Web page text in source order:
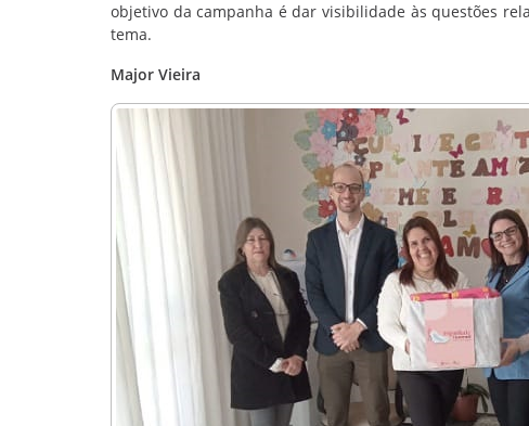
objetivo da campanha é dar visibilidade às questões
tema.
Major Vieira